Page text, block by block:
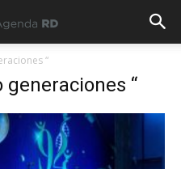
“
generaciones “